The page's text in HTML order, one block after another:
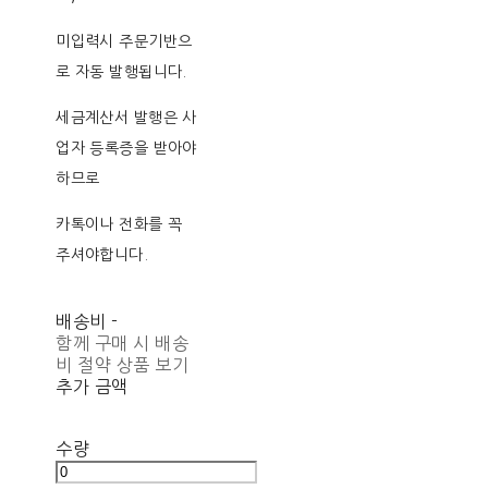
미입력시 주문기반으
로 자동 발행됩니다.
세금계산서 발행은 사
업자 등록증을 받아야
하므로
카톡이나 전화를 꼭
주셔야합니다.
배송비 -
함께 구매 시 배송
비 절약 상품 보기
추가 금액
수량